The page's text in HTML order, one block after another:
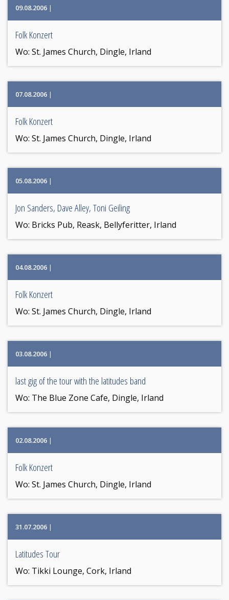
09.08.2006 |
Folk Konzert
Wo: St. James Church, Dingle, Irland
07.08.2006 |
Folk Konzert
Wo: St. James Church, Dingle, Irland
05.08.2006 |
Jon Sanders, Dave Alley, Toni Geiling
Wo: Bricks Pub, Reask, Bellyferitter, Irland
04.08.2006 |
Folk Konzert
Wo: St. James Church, Dingle, Irland
03.08.2006 |
last gig of the tour with the latitudes band
Wo: The Blue Zone Cafe, Dingle, Irland
02.08.2006 |
Folk Konzert
Wo: St. James Church, Dingle, Irland
31.07.2006 |
Latitudes Tour
Wo: Tikki Lounge, Cork, Irland